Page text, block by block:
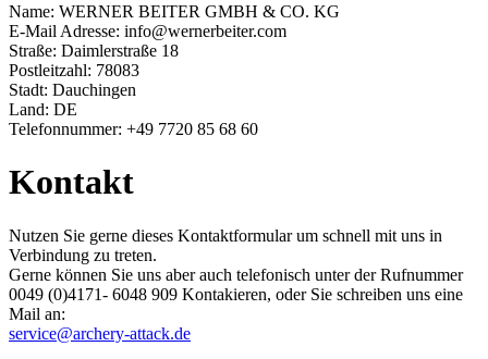
Name: WERNER BEITER GMBH & CO. KG
E-Mail Adresse: info@wernerbeiter.com
Straße: Daimlerstraße 18
Postleitzahl: 78083
Stadt: Dauchingen
Land: DE
Telefonnummer: +49 7720 85 68 60
Kontakt
Nutzen Sie gerne dieses Kontaktformular um schnell mit uns in
Verbindung zu treten.
Gerne können Sie uns aber auch telefonisch unter der Rufnummer
0049 (0)4171- 6048 909​ Kontakieren, oder Sie schreiben uns eine
Mail an:
service@archery-attack.de